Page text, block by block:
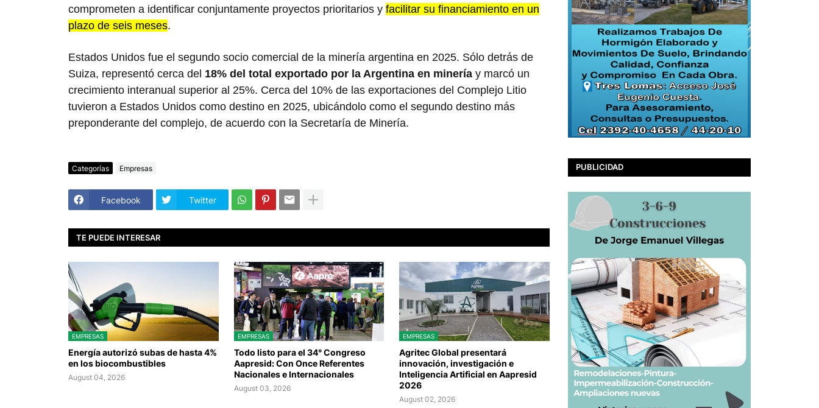
comprometen a identificar conjuntamente proyectos prioritarios y facilitar su financiamiento en un
plazo de seis meses.
Estados Unidos fue el segundo socio comercial de la minería argentina en 2025. Sólo detrás de
Suiza, representó cerca del 18% del total exportado por la Argentina en minería y marcó un
crecimiento interanual superior al 25%. Cerca del 10% de las exportaciones del Complejo Litio
tuvieron a Estados Unidos como destino en 2025, ubicándolo como el segundo destino más
preponderante del complejo, de acuerdo con la Secretaría de Minería.
Categorías Empresas
Facebook Twitter
TE PUEDE INTERESAR
EMPRESAS
Energía autorizó subas de hasta 4%
en los biocombustibles
August 04, 2026
EMPRESAS
Todo listo para el 34° Congreso
Aapresid: Con Once Referentes
Nacionales e Internacionales
August 03, 2026
EMPRESAS
Agritec Global presentará
innovación, investigación e
Inteligencia Artificial en Aapresid
2026
August 02, 2026
PUBLICIDAD